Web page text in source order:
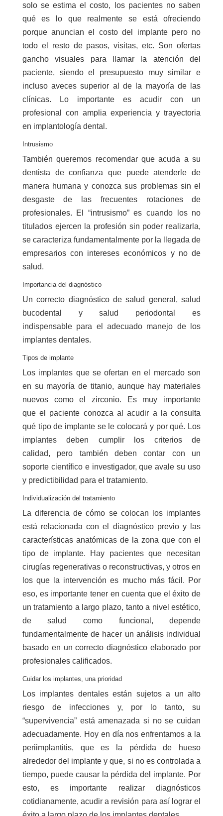
solo se estima el costo, los pacientes no saben
qué es lo que realmente se está ofreciendo
porque anuncian el costo del implante pero no
todo el resto de pasos, visitas, etc. Son ofertas
gancho visuales para llamar la atención del
paciente, siendo el presupuesto muy similar e
incluso aveces superior al de la mayoría de las
clínicas. Lo importante es acudir con un
profesional con amplia experiencia y trayectoria
en implantología dental.
Intrusismo
También queremos recomendar que acuda a su
dentista de confianza que puede atenderle de
manera humana y conozca sus problemas sin el
desgaste de las frecuentes rotaciones de
profesionales. El “intrusismo” es cuando los no
titulados ejercen la profesión sin poder realizarla,
se caracteriza fundamentalmente por la llegada de
empresarios con intereses económicos y no de
salud.
Importancia del diagnóstico
Un correcto diagnóstico de salud general, salud
bucodental y salud periodontal es
indispensable para el adecuado manejo de los
implantes dentales.
Tipos de implante
Los implantes que se ofertan en el mercado son
en su mayoría de titanio, aunque hay materiales
nuevos como el zirconio. Es muy importante
que el paciente conozca al acudir a la consulta
qué tipo de implante se le colocará y por qué. Los
implantes deben cumplir los criterios de
calidad, pero también deben contar con un
soporte científico e investigador, que avale su uso
y predictibilidad para el tratamiento.
Individualización del tratamiento
La diferencia de cómo se colocan los implantes
está relacionada con el diagnóstico previo y las
características anatómicas de la zona que con el
tipo de implante. Hay pacientes que necesitan
cirugías regenerativas o reconstructivas, y otros en
los que la intervención es mucho más fácil. Por
eso, es importante tener en cuenta que el éxito de
un tratamiento a largo plazo, tanto a nivel estético,
de salud como funcional, depende
fundamentalmente de hacer un análisis individual
basado en un correcto diagnóstico elaborado por
profesionales calificados.
Cuidar los implantes, una prioridad
Los implantes dentales están sujetos a un alto
riesgo de infecciones y, por lo tanto, su
“supervivencia” está amenazada si no se cuidan
adecuadamente. Hoy en día nos enfrentamos a la
periimplantitis, que es la pérdida de hueso
alrededor del implante y que, si no es controlada a
tiempo, puede causar la pérdida del implante. Por
esto, es importante realizar diagnósticos
cotidianamente, acudir a revisión para así lograr el